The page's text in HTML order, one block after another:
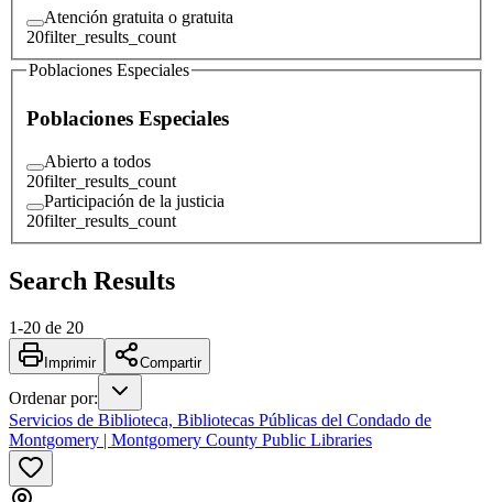
Atención gratuita o gratuita
20filter_results_count
Poblaciones Especiales
Poblaciones Especiales
Abierto a todos
20filter_results_count
Participación de la justicia
20filter_results_count
Search Results
1-20 de 20
Imprimir Compartir
Ordenar por:
Servicios de Biblioteca, Bibliotecas Públicas del Condado de
Montgomery | Montgomery County Public Libraries